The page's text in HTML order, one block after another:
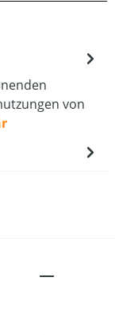
von